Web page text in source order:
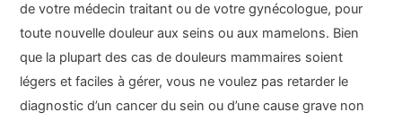
de votre médecin traitant ou de votre gynécologue, pour
toute nouvelle douleur aux seins ou aux mamelons. Bien
que la plupart des cas de douleurs mammaires soient
légers et faciles à gérer, vous ne voulez pas retarder le
diagnostic d’un cancer du sein ou d’une cause grave non